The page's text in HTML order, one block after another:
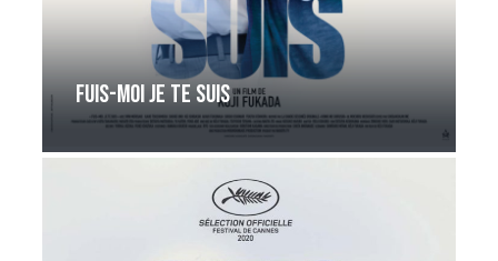
Fuis-moi je te suis